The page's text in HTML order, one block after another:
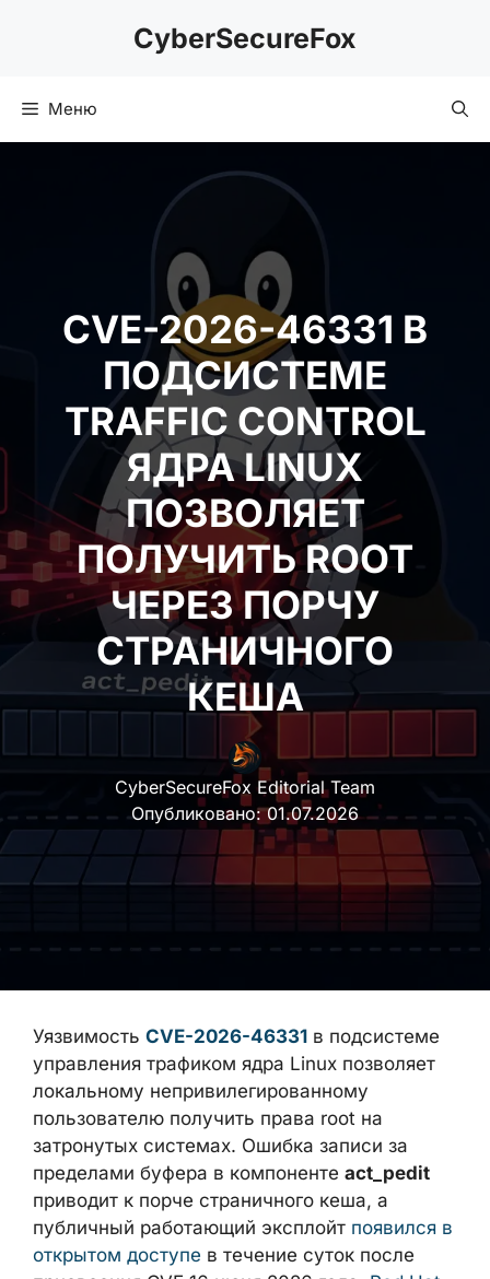
CyberSecureFox
Меню
CVE-2026-46331 В
ПОДСИСТЕМЕ
TRAFFIC CONTROL
ЯДРА LINUX
ПОЗВОЛЯЕТ
ПОЛУЧИТЬ ROOT
ЧЕРЕЗ ПОРЧУ
СТРАНИЧНОГО КЕША
CyberSecureFox Editorial Team
Опубликовано: 01.07.2026
УязвимостьCVE-2026-46331в подсистеме
локальному непривилегированному
пользователю получить права root на
затронутых системах. Ошибка записи за
пределами буфера в компонентеact_pedit
приводит к порче страничного кеша, а
публичный работающий эксплойтпоявился
в открытом доступе в течение суток после
присвоения CVE 16 июня 2026 года.Red Hat
оценивает уязвимость как Important.